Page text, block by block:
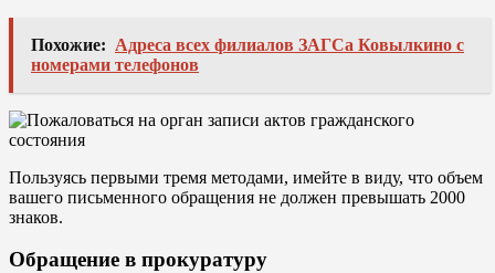
Похожие: Адреса всех филиалов ЗАГСа Ковылкино с
номерами телефонов
Пользуясь первыми тремя методами, имейте в виду, что объем
вашего письменного обращения не должен превышать 2000
знаков.
Обращение в прокуратуру